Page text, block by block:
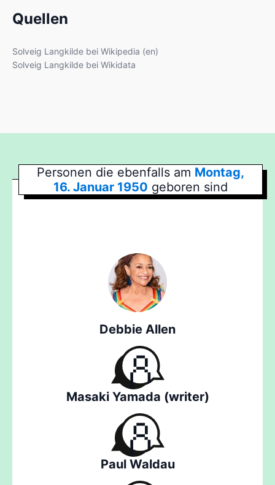
Quellen
Solveig Langkilde bei Wikipedia (en)
Solveig Langkilde bei Wikidata
Personen die ebenfalls am Montag,
16. Januar 1950 geboren sind
Debbie Allen
Masaki Yamada (writer)
Paul Waldau